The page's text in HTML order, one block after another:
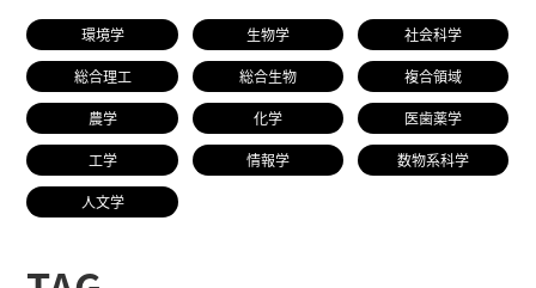
環境学 生物学 社会科学
総合理工 総合生物 複合領域
農学 化学 医歯薬学
工学 情報学 数物系科学
人文学